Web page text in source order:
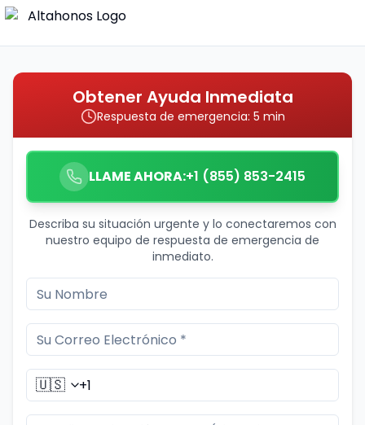
Obtener Ayuda Inmediata
Respuesta de emergencia: 5 min
LLAME AHORA:+1 (855) 853-2415
Describa su situación urgente y lo conectaremos con
nuestro equipo de respuesta de emergencia de
inmediato.
🇺🇸